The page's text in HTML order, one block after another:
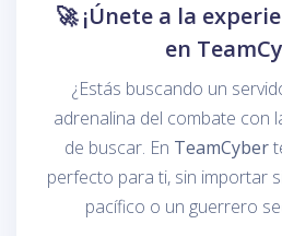
🚀 ¡Únete a la
en
¿Estás buscando un
adrenalina del combate con
de buscar. En TeamCyber
perfecto para ti, sin importar
pacífico o un guerrero